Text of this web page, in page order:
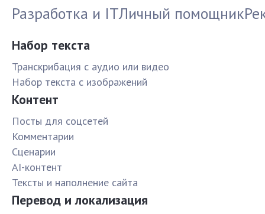
Разработка и ITЛичный помощник
Набор текста
Транскрибация с аудио или видео
Набор текста с изображений
Контент
Посты для соцсетей
Комментарии
Сценарии
AI-контент
Тексты и наполнение сайта
Перевод и локализация